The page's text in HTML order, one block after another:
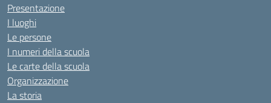
Presentazione
I luoghi
Le persone
I numeri della scuola
Le carte della scuola
Organizzazione
La storia